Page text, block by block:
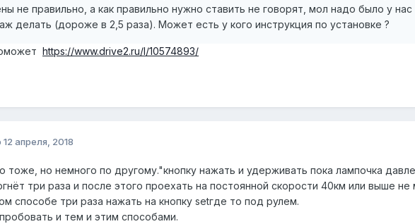
не правильно, а как правильно нужно ставить не говорят, мол надо было у нас
делать (дороже в 2,5 раза). Может есть у кого инструкция по установке ?
https://www.drive2.ru/l/10574893/
12 апреля, 2018
тоже, но немного по другому."кнопку нажать и удерживать пока лампочка
три раза и после этого проехать на постоянной скорости 40км или выше не
способе три раза нажать на кнопку setгде то под рулем.
и тем и этим способами.